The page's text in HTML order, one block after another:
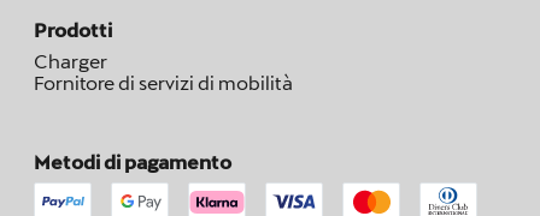
Prodotti
Charger
Fornitore di servizi di mobilità
Metodi di pagamento